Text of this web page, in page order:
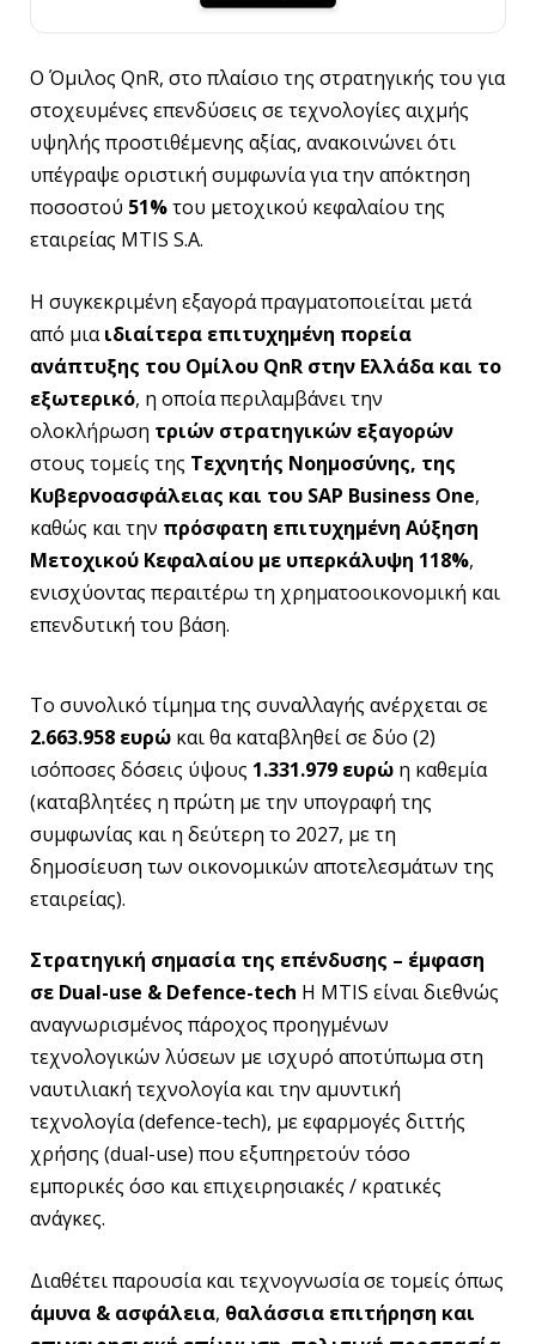
Ο Όμιλος QnR, στο πλαίσιο της στρατηγικής του για
στοχευμένες επενδύσεις σε τεχνολογίες αιχμής
υψηλής προστιθέμενης αξίας, ανακοινώνει ότι
υπέγραψε οριστική συμφωνία για την απόκτηση
ποσοστού 51%του μετοχικού κεφαλαίου της
εταιρείας MTIS S.A.
Η συγκεκριμένη εξαγορά πραγματοποιείται μετά
από μιαιδιαίτερα επιτυχημένη πορεία
ανάπτυξης του Ομίλου QnR στην Ελλάδα και το
εξωτερικό, η οποία περιλαμβάνει την
ολοκλήρωση τριών στρατηγικών εξαγορών
στους τομείς της Τεχνητής Νοημοσύνης, της
Κυβερνοασφάλειας και του SAP Business One,
καθώς και την πρόσφατη επιτυχημένη Αύξηση
Μετοχικού Κεφαλαίου με υπερκάλυψη 118%,
ενισχύοντας περαιτέρω τη χρηματοοικονομική και
επενδυτική του βάση.
Το συνολικό τίμημα της συναλλαγής ανέρχεται σε
2.663.958 ευρώ και θα καταβληθεί σε δύο (2)
ισόποσες δόσεις ύψους 1.331.979 ευρώ η καθεμία
(καταβλητέες η πρώτη με την υπογραφή της
συμφωνίας και η δεύτερη το 2027, με τη
δημοσίευση των οικονομικών αποτελεσμάτων της
εταιρείας).
Στρατηγική σημασία της επένδυσης – έμφαση
σε Dual-use & Defence-tech Η MTIS είναι διεθνώς
αναγνωρισμένος πάροχος προηγμένων
τεχνολογικών λύσεων με ισχυρό αποτύπωμα στη
ναυτιλιακή τεχνολογία και την αμυντική
τεχνολογία (defence-tech), με εφαρμογές διττής
χρήσης (dual-use) που εξυπηρετούν τόσο
εμπορικές όσο και επιχειρησιακές / κρατικές
ανάγκες.
Διαθέτει παρουσία και τεχνογνωσία σε τομείς όπως
άμυνα & ασφάλεια, θαλάσσια επιτήρηση και